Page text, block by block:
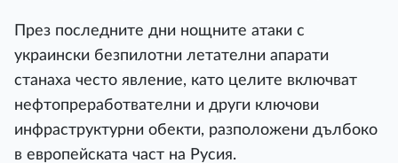
През последните дни нощните атаки с
украински безпилотни летателни апарати
станаха често явление, като целите включват
нефтопреработвателни и други ключови
инфраструктурни обекти, разположени дълбоко
в европейската част на Русия.